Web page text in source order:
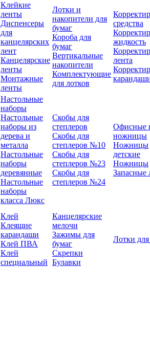
Клейкие
ленты
Диспенсеры
для
канцелярских
лент
Канцелярские
ленты
Монтажные
ленты
Лотки и
накопители для
бумаг
Короба для
бумаг
Вертикальные
накопители
Комплектующие
для лотков
средства
жидкость
лента
Настольные
наборы
Настольные
наборы из
дерева и
металла
Настольные
наборы
деревянные
Настольные
наборы
класса Люкс
Скобы для
степлеров
Скобы для
степлеров №10
Скобы для
степлеров №23
Скобы для
степлеров №24
Офисные
ножницы
Ножницы
детские
Ножницы
Запасные
Клей
Клеящие
карандаши
Клей ПВА
Клей
специальный
Канцелярские
мелочи
Зажимы для
бумаг
Скрепки
Булавки
Лотки